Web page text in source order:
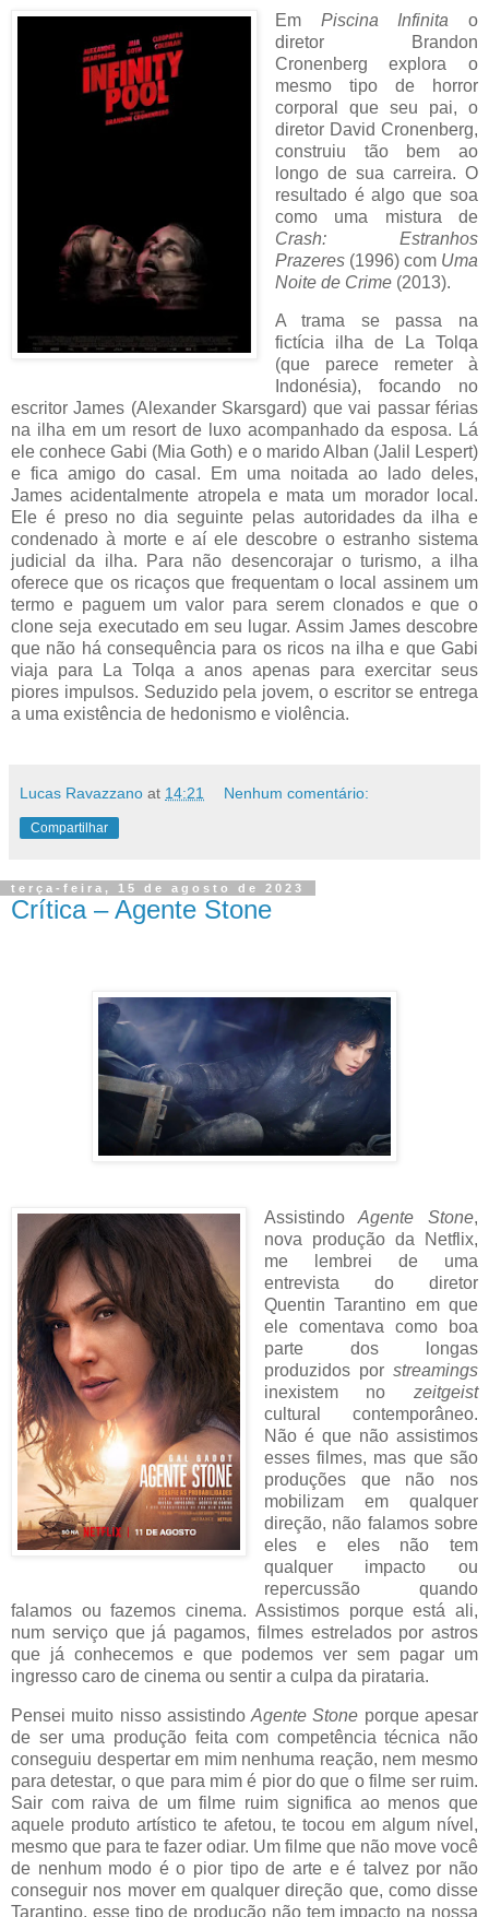
Em Piscina Infinitao
diretor Brandon
Cronenberg explora o
mesmo tipo de horror
corporal que seu pai, o
diretor David Cronenberg,
construiu tão bem ao
longo de sua carreira. O
resultado é algo que soa
como uma mistura de
Crash: Estranhos
Prazeres(1996) com Uma
Noite de Crime (2013).
A trama se passa na
fictícia ilha de La Tolqa
(que parece remeter à
Indonésia), focando no
escritor James (Alexander Skarsgard) que vai passar férias
na ilha em um resort de luxo acompanhado da esposa. Lá
ele conhece Gabi (Mia Goth) e o marido Alban (Jalil Lespert)
e fica amigo do casal. Em uma noitada ao lado deles,
James acidentalmente atropela e mata um morador local.
Ele é preso no dia seguinte pelas autoridades da ilha e
condenado à morte e aí ele descobre o estranho sistema
judicial da ilha. Para não desencorajar o turismo, a ilha
oferece que os ricaços que frequentam o local assinem um
termo e paguem um valor para serem clonados e que o
clone seja executado em seu lugar. Assim James descobre
que não há consequência para os ricos na ilha e que Gabi
viaja para La Tolqa a anos apenas para exercitar seus
piores impulsos. Seduzido pela jovem, o escritor se entrega
a uma existência de hedonismo e violência.
Lucas Ravazzano at 14:21 Nenhum comentário:
Compartilhar
terça-feira, 15 de agosto de 2023
Crítica – Agente Stone
AssistindoAgente Stone,
nova produção da Netflix,
me lembrei de uma
entrevista do diretor
Quentin Tarantino em que
ele comentava como boa
parte dos longas
produzidos por streamings
inexistem no zeitgeist
cultural contemporâneo.
Não é que não assistimos
esses filmes, mas que são
produções que não nos
mobilizam em qualquer
direção, não falamos sobre
eles e eles não tem
qualquer impacto ou
repercussão quando
falamos ou fazemos cinema. Assistimos porque está ali,
num serviço que já pagamos, filmes estrelados por astros
que já conhecemos e que podemos ver sem pagar um
ingresso caro de cinema ou sentir a culpa da pirataria.
Pensei muito nisso assistindoAgente Stone porque apesar
de ser uma produção feita com competência técnica não
conseguiu despertar em mim nenhuma reação, nem mesmo
para detestar, o que para mim é pior do que o filme ser ruim.
Sair com raiva de um filme ruim significa ao menos que
aquele produto artístico te afetou, te tocou em algum nível,
mesmo que para te fazer odiar. Um filme que não move você
de nenhum modo é o pior tipo de arte e é talvez por não
conseguir nos mover em qualquer direção que, como disse
Tarantino, esse tipo de produção não tem impacto na nossa